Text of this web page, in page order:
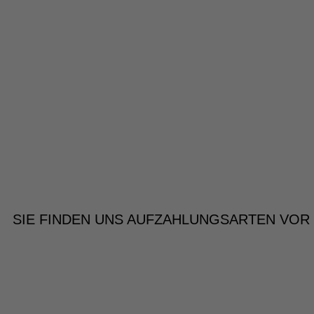
SIE FINDEN UNS AUFZAHLUNGSARTEN VOR